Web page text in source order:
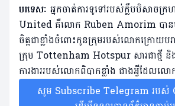
បរទេសៈ អ្នកចាត់ការទូទៅរបស់ក្លឹបបិសាច
United គឺលោក Ruben Amorim បានប
ចិត្តជាខ្លាំងចំពោះកូនក្រុមរបស់លោកក្រោយប
ក្រុម Tottenham Hotspur សារជាថ្មី
ការងាររបស់លោកពិបាកខ្លាំង ជាងអ្វីដែលល
សូម Subscribe Telegram របស់